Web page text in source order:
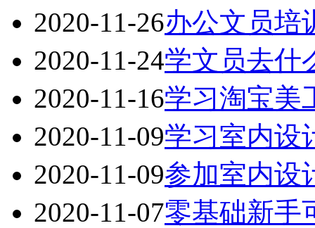
2020-11-26办公文员培
2020-11-24学文员去什
2020-11-16学习淘宝美
2020-11-09学习室内设
2020-11-09参加室内设
2020-11-07零基础新手